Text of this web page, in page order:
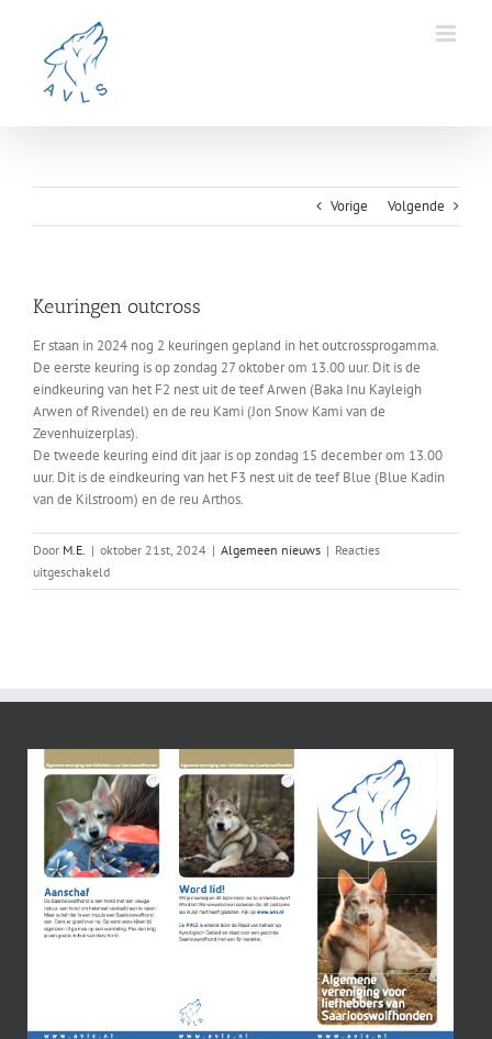
Vorige Volgende
Keuringen outcross
Er staan in 2024 nog 2 keuringen gepland in het outcrossprogamma.
De eerste keuring is op zondag 27 oktober om 13.00 uur. Dit is de
eindkeuring van het F2 nest uit de teef Arwen (Baka Inu Kayleigh
Arwen of Rivendel) en de reu Kami (Jon Snow Kami van de
Zevenhuizerplas).
De tweede keuring eind dit jaar is op zondag 15 december om 13.00
uur. Dit is de eindkeuring van het F3 nest uit de teef Blue (Blue Kadin
van de Kilstroom) en de reu Arthos.
Door M.E. | oktober 21st, 2024 | Algemeen nieuws | Reacties
uitgeschakeldvoor
Keuringen